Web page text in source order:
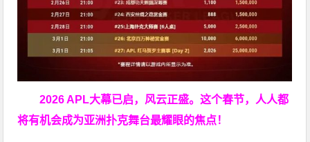
2026 APL大幕已启，风云正盛。这个春节，人人都
将有机会成为亚洲扑克舞台最耀眼的焦点！